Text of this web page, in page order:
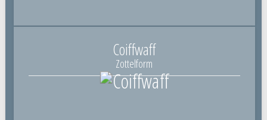
Coiffwaff
Zottelform